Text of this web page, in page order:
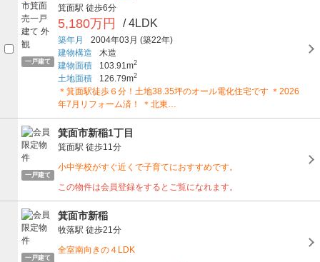
一戸建て
箕面駅 徒歩6分
5,180万円 / 4LDK
築年月 2004年03月 (築22年)
建物構造
木造
建物面積
103.91m2
土地面積 126.79m2
＊箕面駅徒歩６分！土地38.35坪のオール電化住宅です ＊2026
年7月リフォーム済！ ＊北東…
一戸建て
箕面市新稲1丁目
箕面駅 徒歩11分
小中学校がすぐ近くで子育てにおすすめです。
この物件は会員登録をするとご覧になれます。
一戸建て
箕面市新稲
牧落駅 徒歩21分
全室南向きの４LDK